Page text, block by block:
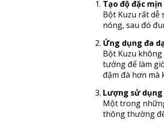
Tạo độ đặc
Bột Kuzu rất dễ
nóng, sau đó
Ứng dụng đa
Bột Kuzu không
tưởng để làm
đậm đà hơn mà
Lượng sử
Một trong
thông thường